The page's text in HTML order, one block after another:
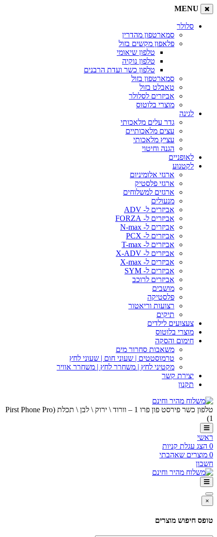
MENU
סלולר
סמארטפון מהדרין
פלאפון מקשים בזול
טלפון שיאומי
טלפון נוקיה
טלפון כשר ועדת הרבנים
סמארטפון בזול
טאבלט בזול
אביזרים לסלולר
מוצרי בלוטוס
לגינה
גדר עלים מלאכותי
עצים מלאכותיים
עציץ מלאכותי
הגנה וחיטוי
לאופניים
לקטנוע
ארגזי אלומיניום
ארגזי פלסטיק
ארגזים למשלוחים
מנעולים
אביזרים ל- ADV
אביזרים ל- FORZA
אביזרים ל- N-max
אביזרים ל- PCX
אביזרים ל- T-max
אביזרים ל- X-ADV
אביזרים ל- X-max
אביזרים ל- SYM
אביזרים לרוכב
מושבים
פלסטיקה
רצועות וריאטור
תיקים
צעצועים לילדים
מוצרי בלוטוס
חימום והסקה
משאבות סחרור מים
טרמוסטטים | שעוני חום | שעוני לחץ
מקטיני לחץ | משחרר לחץ | משחרר אוויר
יצירת קשר
תקנון
טלפון כשר פירסט פון פרו 1 – וורוד \ ירוק \ לבן \ תכלת (Pirst Phone Pro
עגלת קניות
שאהבתי
חיפוש מוצרים